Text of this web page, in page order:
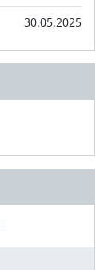
30.05.2025